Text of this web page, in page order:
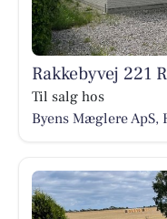
Rakkebyvej 221
Til salg hos
Byens Mæglere ApS,